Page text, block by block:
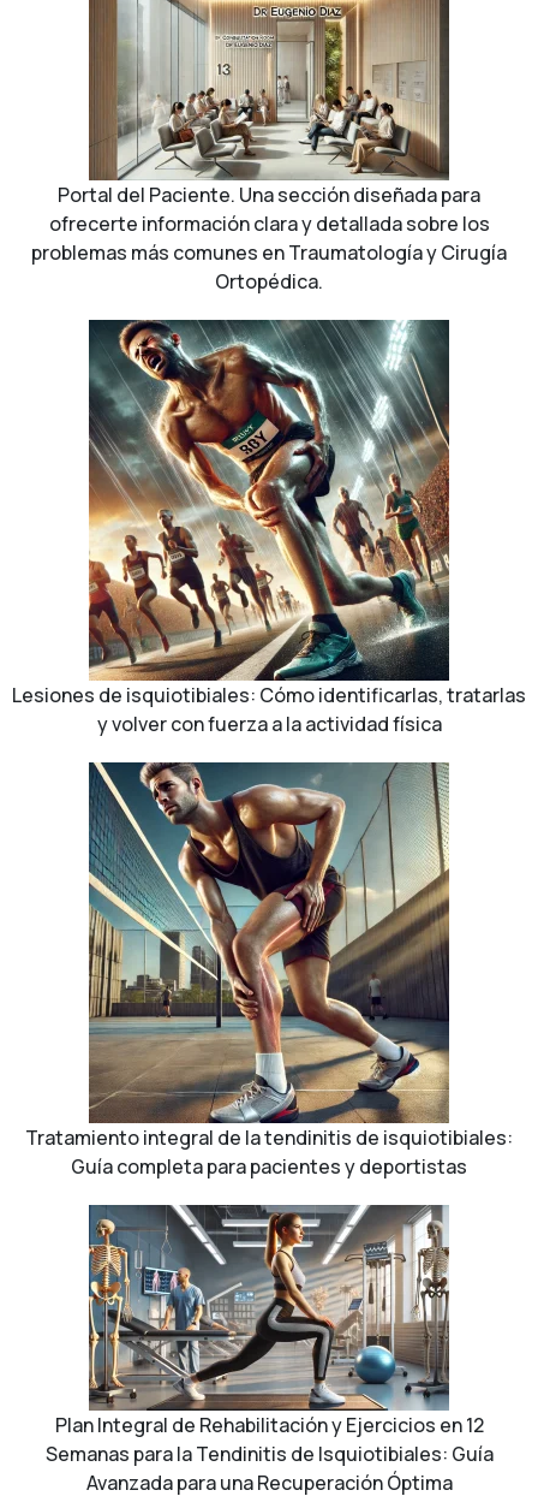
Portal del Paciente. Una sección diseñada para
ofrecerte información clara y detallada sobre los
problemas más comunes en Traumatología y Cirugía
Ortopédica.
Lesiones de isquiotibiales: Cómo identificarlas, tratarlas
y volver con fuerza a la actividad física
Tratamiento integral de la tendinitis de isquiotibiales:
Guía completa para pacientes y deportistas
Plan Integral de Rehabilitación y Ejercicios en 12
Semanas para la Tendinitis de Isquiotibiales: Guía
Avanzada para una Recuperación Óptima